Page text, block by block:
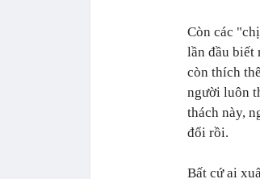
Còn các
lần đầu biết
còn thích
người luôn
thách này,
đổi rồi.
Bất cứ ai